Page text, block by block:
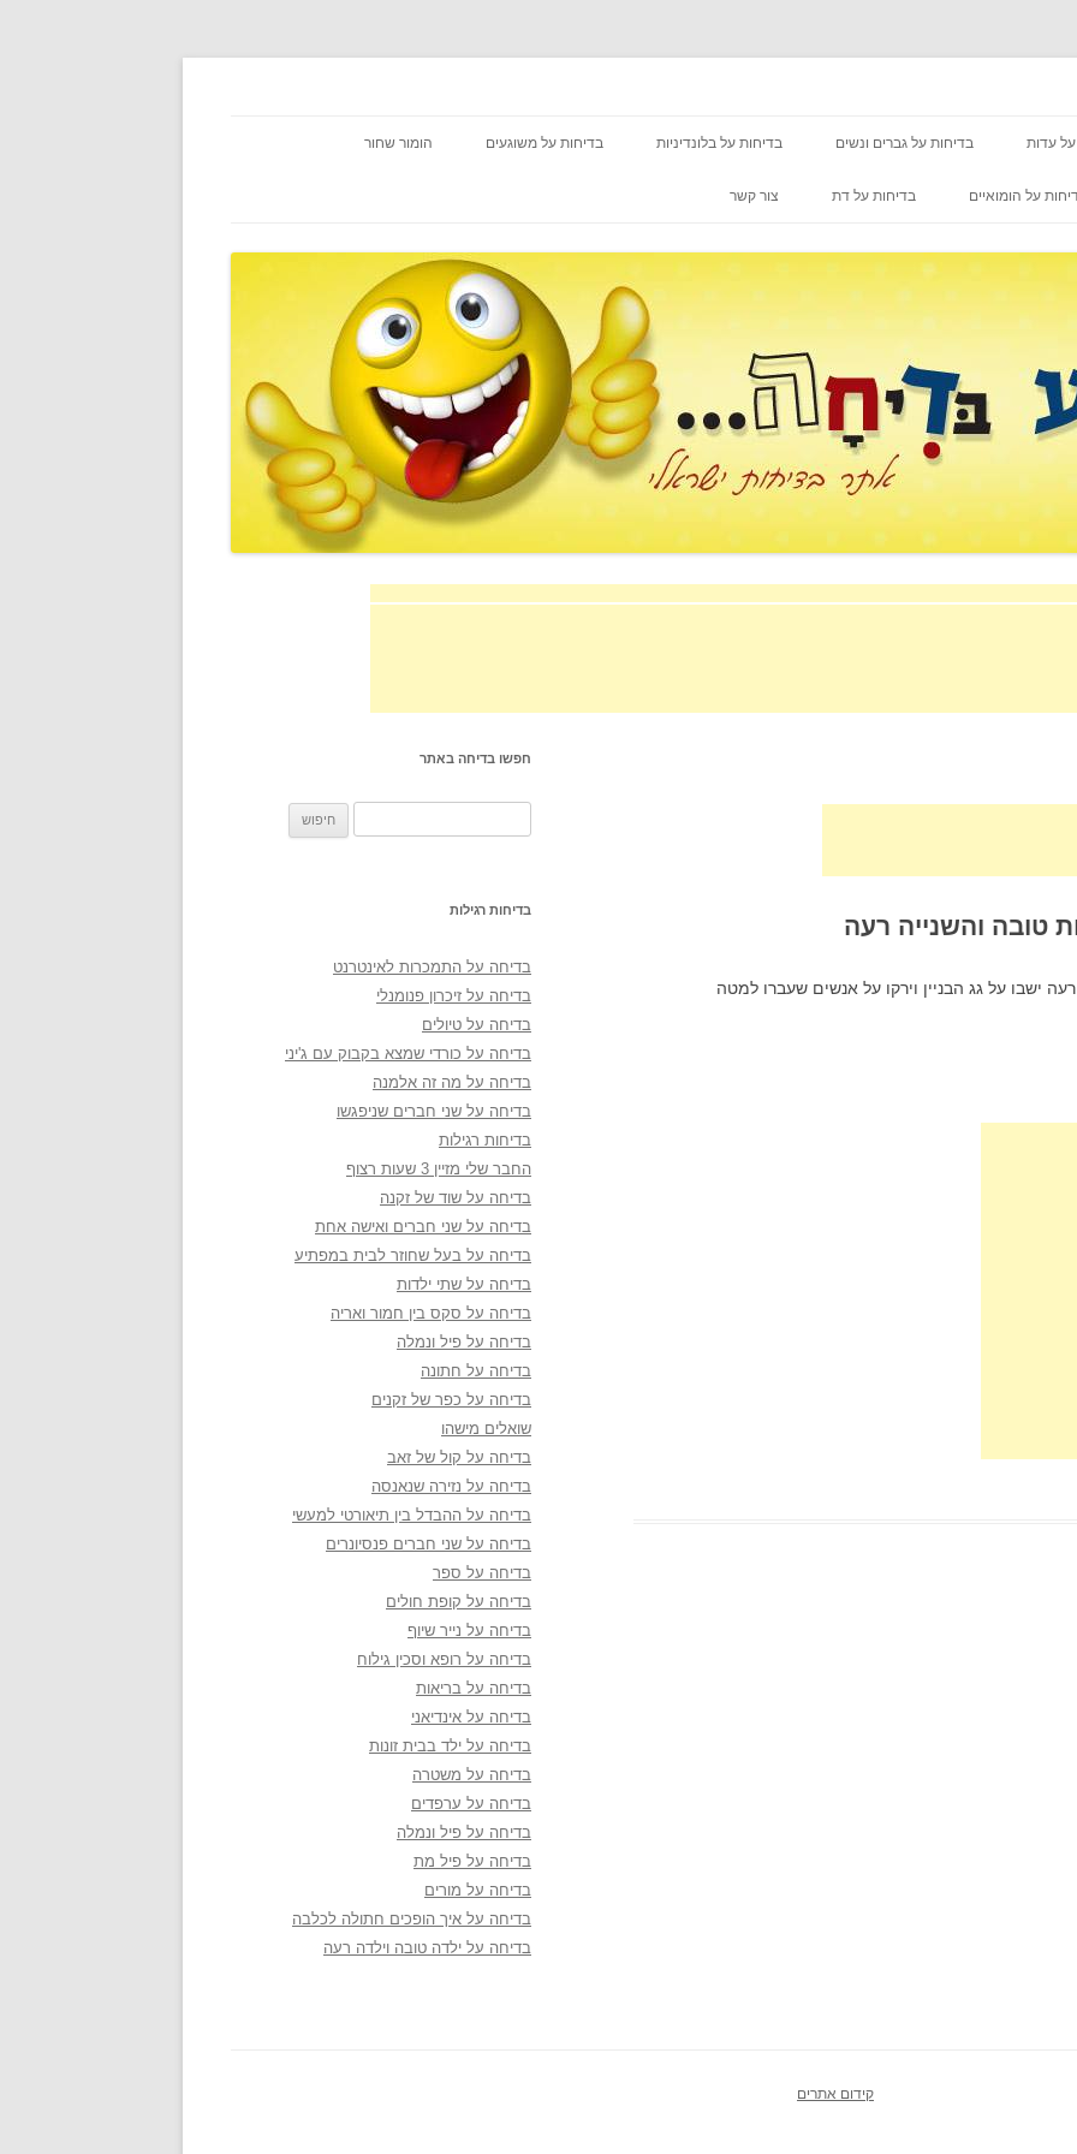
עדות בדיחות על גברים ונשים בדיחות על בלונדיניות בדיחות על משוגעים הומור שחור
על הומואיים בדיחות על דת צור קשר
טובה והשנייה רעה
ישבו על גג הבניין וירקו על אנשים שעברו למטה
חפשו בדיחה באתר
בדיחות רגילות
בדיחה על התמכרות לאינטרנט
בדיחה על זיכרון פנומנלי
בדיחה על טיולים
בדיחה על כורדי שמצא בקבוק עם ג'יני
בדיחה על מה זה אלמנה
בדיחה על שני חברים שניפגשו
בדיחות רגילות
החבר שלי מזיין 3 שעות רצוף
בדיחה על שוד של זקנה
בדיחה על שני חברים ואישה אחת
בדיחה על בעל שחוזר לבית במפתיע
בדיחה על שתי ילדות
בדיחה על סקס בין חמור ואריה
בדיחה על פיל ונמלה
בדיחה על חתונה
בדיחה על כפר של זקנים
שואלים מישהו
בדיחה על קול של זאב
בדיחה על נזירה שנאנסה
בדיחה על ההבדל בין תיאורטי למעשי
בדיחה על שני חברים פנסיונרים
בדיחה על ספר
בדיחה על קופת חולים
בדיחה על נייר שיוף
בדיחה על רופא וסכין גילוח
בדיחה על בריאות
בדיחה על אינדיאני
בדיחה על ילד בבית זונות
בדיחה על משטרה
בדיחה על ערפדים
בדיחה על פיל ונמלה
בדיחה על פיל מת
בדיחה על מורים
בדיחה על איך הופכים חתולה לכלבה
בדיחה על ילדה טובה וילדה רעה
קידום אתרים